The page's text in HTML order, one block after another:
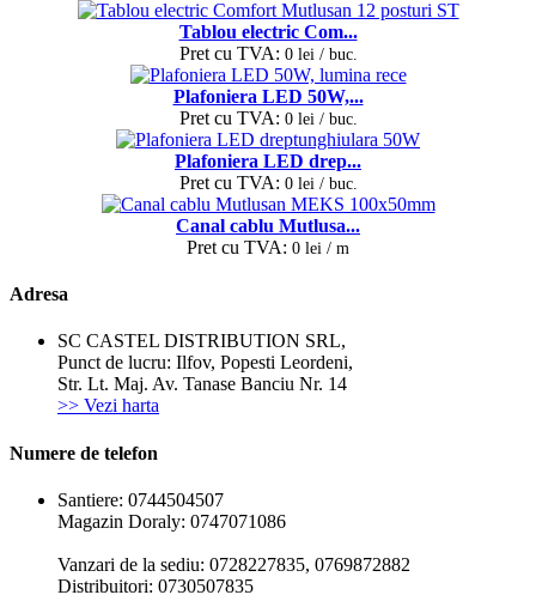
Tablou electric Com...
Pret cu TVA: 0 lei / buc.
Plafoniera LED 50W,...
Pret cu TVA: 0 lei / buc.
Plafoniera LED drep...
Pret cu TVA: 0 lei / buc.
Canal cablu Mutlusa...
Pret cu TVA: 0 lei / m
Adresa
SC CASTEL DISTRIBUTION SRL,
Punct de lucru: Ilfov, Popesti Leordeni,
Str. Lt. Maj. Av. Tanase Banciu Nr. 14
>> Vezi harta
Numere de telefon
Santiere: 0744504507
Magazin Doraly: 0747071086
Vanzari de la sediu: 0728227835, 0769872882
Distribuitori: 0730507835